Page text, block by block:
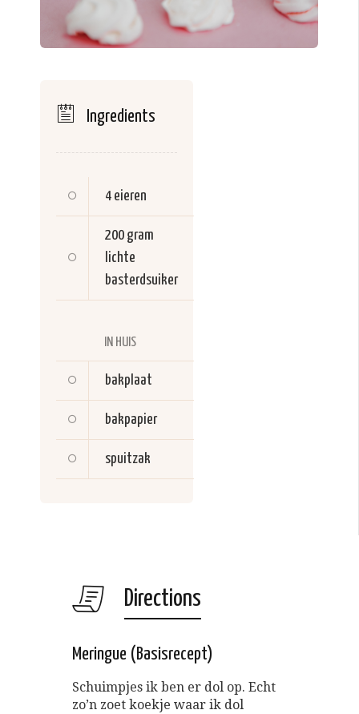
Ingredients
4 eieren
200 gram
lichte
basterdsuiker
IN HUIS
bakplaat
bakpapier
spuitzak
Directions
Meringue (Basisrecept)
Schuimpjes ik ben er dol op. Echt
zo’n zoet koekje waar ik dol